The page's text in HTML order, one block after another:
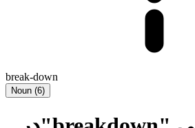
break-down
Noun (6)